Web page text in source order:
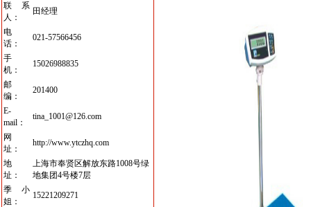
联系
人：
田经理
电
话：
021-57566456
手
机：
15026988835
邮
编：
201400
E-
mail：
tina_1001@126.com
网
址：
http://www.ytczhq.com
地
址：
上海市奉贤区解放东路1008号绿
地集团4号楼7层
季小
姐：
15221209271